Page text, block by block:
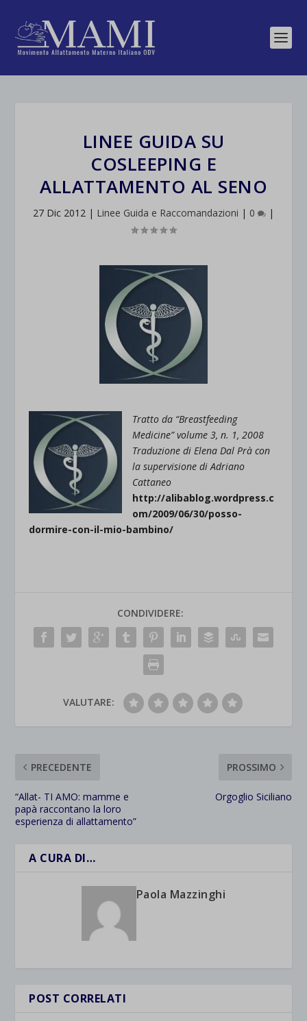
LINEE GUIDA SU
COSLEEPING E
ALLATTAMENTO AL SENO
27 Dic 2012 | Linee Guida e Raccomandazioni | 0 |
Tratto da “Breastfeeding
Medicine” volume 3, n. 1, 2008
Traduzione di Elena Dal Prà con
la supervisione di Adriano
Cattaneo
http://alibablog.wordpress.c
om/2009/06/30/posso-
dormire-con-il-mio-bambino/
CONDIVIDERE:
VALUTARE:
PRECEDENTE
“Allat- TI AMO: mamme e
papà raccontano la loro
esperienza di allattamento”
PROSSIMO
Orgoglio Siciliano
A CURA DI…
Paola Mazzinghi
POST CORRELATI